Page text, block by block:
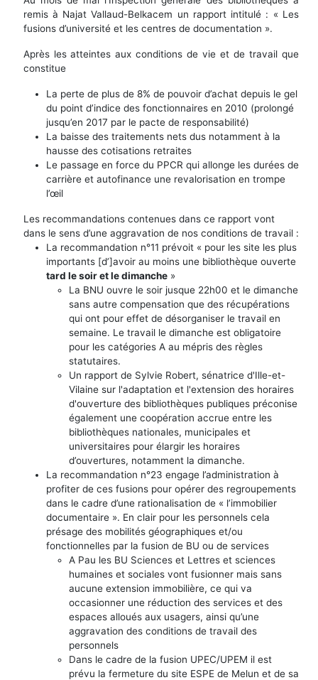
remis à Najat Vallaud-Belkacem un rapport intitulé : « Les
fusions d’université et les centres de documentation ».
Après les atteintes aux conditions de vie et de travail que
constitue
La perte de plus de 8% de pouvoir d’achat depuis le gel
du point d’indice des fonctionnaires en 2010 (prolongé
jusqu’en 2017 par le pacte de responsabilité)
La baisse des traitements nets dus notamment à la
hausse des cotisations retraites
Le passage en force du PPCR qui allonge les durées de
carrière et autofinance une revalorisation en trompe
l’œil
Les recommandations contenues dans ce rapport vont
dans le sens d’une aggravation de nos conditions de travail :
La recommandation n°11 prévoit « pour les site les plus
importants [d’]avoir au moins une bibliothèque ouverte
tard le soir et le dimanche»
La BNU ouvre le soir jusque 22h00 et le dimanche
sans autre compensation que des récupérations
qui ont pour effet de désorganiser le travail en
semaine. Le travail le dimanche est obligatoire
pour les catégories A au mépris des règles
statutaires.
Un rapport de Sylvie Robert, sénatrice d'Ille-et-
Vilaine sur l'adaptation et l'extension des horaires
d'ouverture des bibliothèques publiques préconise
également une coopération accrue entre les
bibliothèques nationales, municipales et
universitaires pour élargir les horaires
d’ouvertures, notamment la dimanche.
La recommandation n°23 engage l’administration à
profiter de ces fusions pour opérer des regroupements
dans le cadre d’une rationalisation de « l’immobilier
documentaire ». En clair pour les personnels cela
présage des mobilités géographiques et/ou
fonctionnelles par la fusion de BU ou de services
A Pau les BU Sciences et Lettres et sciences
humaines et sociales vont fusionner mais sans
aucune extension immobilière, ce qui va
occasionner une réduction des services et des
espaces alloués aux usagers, ainsi qu’une
aggravation des conditions de travail des
personnels
Dans le cadre de la fusion UPEC/UPEM il est
prévu la fermeture du site ESPE de Melun et de sa